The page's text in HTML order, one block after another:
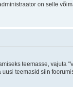
on selle
teemasse,
teemasid siin